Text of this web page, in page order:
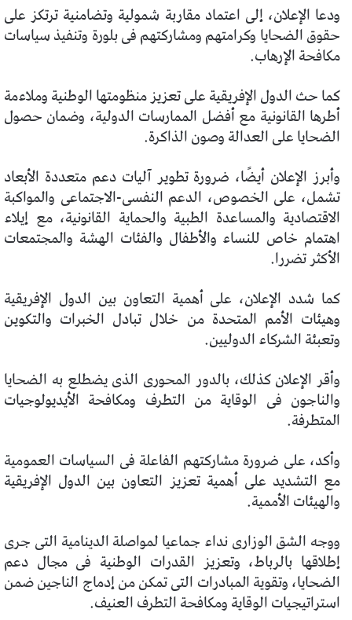
ودعا الإعلان، إلى اعتماد مقاربة شمولية وتضامنية ترتكز على
حقوق الضحايا وكرامتهم ومشاركتهم فى بلورة وتنفيذ سياسات
مكافحة الإرهاب.
كما حث الدول الإفريقية على تعزيز منظومتها الوطنية وملاءمة
أطرها القانونية مع أفضل الممارسات الدولية، وضمان حصول
الضحايا على العدالة وصون الذاكرة.
وأبرز الإعلان أيضًا، ضرورة تطوير آليات دعم متعددة الأبعاد
تشمل، على الخصوص، الدعم النفسى-الاجتماعى والمواكبة
الاقتصادية والمساعدة الطبية والحماية القانونية، مع إيلاء
اهتمام خاص للنساء والأطفال والفئات الهشة والمجتمعات
الأكثر تضررا.
كما شدد الإعلان، على أهمية التعاون بين الدول الإفريقية
وهيئات الأمم المتحدة من خلال تبادل الخبرات والتكوين
وتعبئة الشركاء الدوليين.
وأقر الإعلان كذلك، بالدور المحورى الذى يضطلع به الضحايا
والناجون فى الوقاية من التطرف ومكافحة الأيديولوجيات
المتطرفة.
وأكد، على ضرورة مشاركتهم الفاعلة فى السياسات العمومية
مع التشديد على أهمية تعزيز التعاون بين الدول الإفريقية
والهيئات الأممية.
ووجه الشق الوزارى نداء جماعيا لمواصلة الدينامية التى جرى
إطلاقها بالرباط، وتعزيز القدرات الوطنية فى مجال دعم
الضحايا، وتقوية المبادرات التى تمكن من إدماج الناجين ضمن
استراتيجيات الوقاية ومكافحة التطرف العنيف.